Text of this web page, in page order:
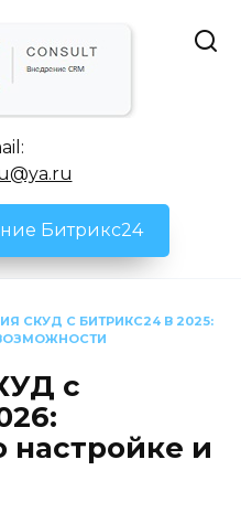
Битрикс24
СКУД С БИТРИКС24 В 2025:
с
настройке и